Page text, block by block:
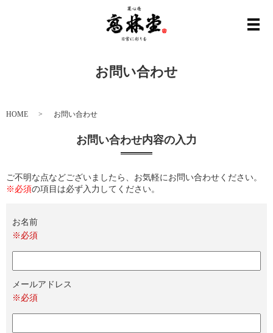
メ
お問い合わせ
HOME お問い合わせ
お問い合わせ内容の入力
ご不明な点などございましたら、お気軽にお問い合わせください。
※必須の項目は必ず入力してください。
お名前
※必須
メールアドレス
※必須